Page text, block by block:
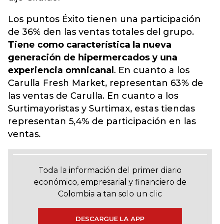
Los puntos Éxito tienen una participación
de 36% den las ventas totales del grupo.
Tiene como característica la nueva
generación de hipermercados y una
experiencia omnicanal . En cuanto a los
Carulla Fresh Market, representan 63% de
las ventas de Carulla. En cuanto a los
Surtimayoristas y Surtimax, estas tiendas
representan 5,4% de participación en las
ventas.
Toda la información del primer diario
económico, empresarial y financiero de
Colombia a tan solo un clic
DESCARGUE LA APP